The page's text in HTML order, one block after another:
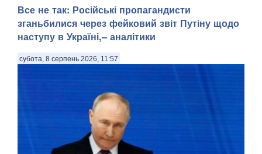
Все не так: Російські пропагандисти
зганьбилися через фейковий звіт Путіну щодо
наступу в Україні,– аналітики
субота, 8 серпень 2026, 11:57